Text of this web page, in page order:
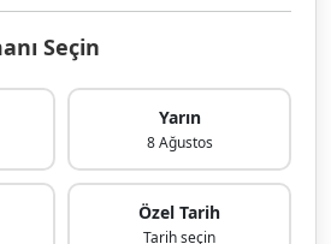
Seçin
Yarın
8 Ağustos
Özel Tarih
Tarih seçin